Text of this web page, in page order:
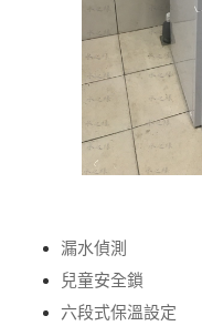
漏水偵測
兒童安全鎖
六段式保溫設定